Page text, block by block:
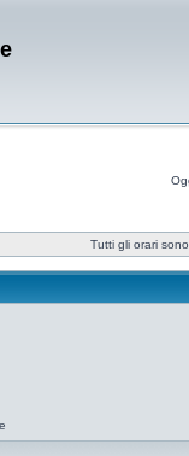
Tutti gli orari